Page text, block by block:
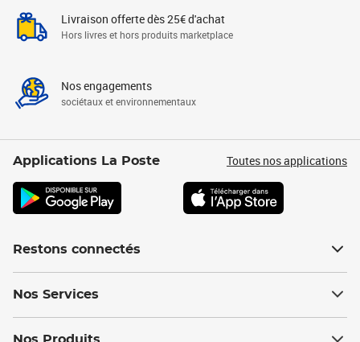
Livraison offerte dès 25€ d'achat
Hors livres et hors produits marketplace
Nos engagements
sociétaux et environnementaux
Applications La Poste Toutes nos applications
Restons connectés
Nos Services